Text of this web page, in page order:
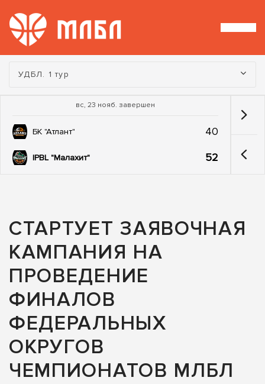
Турнир:
УДБЛ. 1 тур
вс, 23 нояб. завершен
БК "Атлант" 40
IPBL "Малахит" 52
СТАРТУЕТ ЗАЯВОЧНАЯ
КАМПАНИЯ НА
ПРОВЕДЕНИЕ
ФИНАЛОВ
ФЕДЕРАЛЬНЫХ
ОКРУГОВ
ЧЕМПИОНАТОВ МЛБЛ